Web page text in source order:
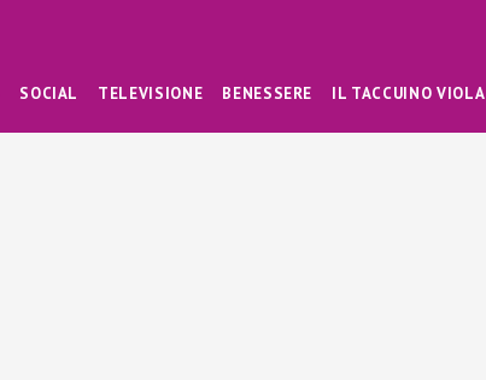
SOCIAL TELEVISIONE BENESSERE IL TACCUINO VIOLA